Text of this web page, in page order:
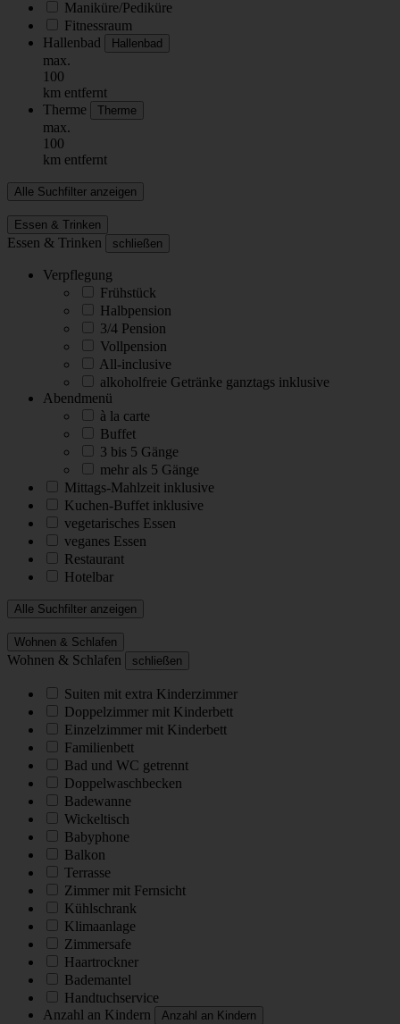
Maniküre/Pediküre
Fitnessraum
Hallenbad
Hallenbad
max.
100
km entfernt
Therme
Therme
max.
100
km entfernt
Alle Suchfilter anzeigen
Essen & Trinken
Essen & Trinken schließen
Verpflegung
Frühstück
Halbpension
3/4 Pension
Vollpension
All-inclusive
alkoholfreie Getränke ganztags inklusive
Abendmenü
à la carte
Buffet
3 bis 5 Gänge
mehr als 5 Gänge
Mittags-Mahlzeit inklusive
Kuchen-Buffet inklusive
vegetarisches Essen
veganes Essen
Restaurant
Hotelbar
Alle Suchfilter anzeigen
Wohnen & Schlafen
Wohnen & Schlafen schließen
Suiten mit extra Kinderzimmer
Doppelzimmer mit Kinderbett
Einzelzimmer mit Kinderbett
Familienbett
Bad und WC getrennt
Doppelwaschbecken
Badewanne
Wickeltisch
Babyphone
Balkon
Terrasse
Zimmer mit Fernsicht
Kühlschrank
Klimaanlage
Zimmersafe
Haartrockner
Bademantel
Handtuchservice
Anzahl an Kindern
Anzahl an Kindern